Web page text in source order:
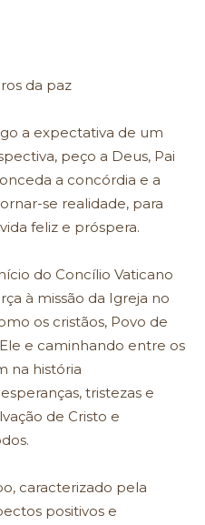
da paz
a expectativa de um
peço a Deus, Pai
a concórdia e a
se realidade, para
feliz e próspera.
do Concílio Vaticano
à missão da Igreja no
os cristãos, Povo de
e caminhando entre os
na história
tristezas e
de Cristo e
caracterizado pela
positivos e